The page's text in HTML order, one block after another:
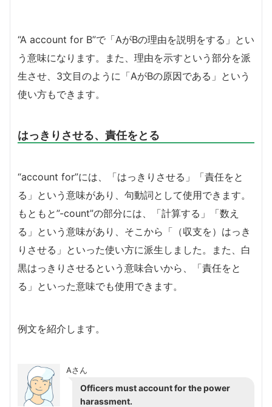
“A account for B”で「AがBの理由を説明をする」とい
う意味になります。また、理由を示すという部分を派
生させ、3文目のように「AがBの原因である」という
使い方もできます。
はっきりさせる、責任をとる
“account for”には、「はっきりさせる」「責任をと
る」という意味があり、句動詞として使用できます。
もともと”-count”の部分には、「計算する」「数え
る」という意味があり、そこから「（収支を）はっき
りさせる」といった使い方に派生しました。また、白
黒はっきりさせるという意味合いから、「責任をと
る」といった意味でも使用できます。
例文を紹介します。
Aさん
Officers must account for the power
harassment.